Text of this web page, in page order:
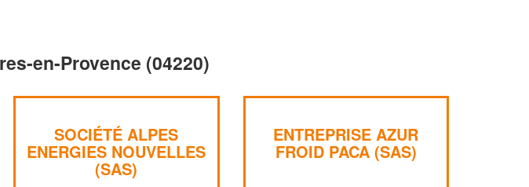
en-Provence (04220)
SOCIÉTÉ ALPES
ENERGIES NOUVELLES
(SAS)
ENTREPRISE AZUR
FROID PACA (SAS)